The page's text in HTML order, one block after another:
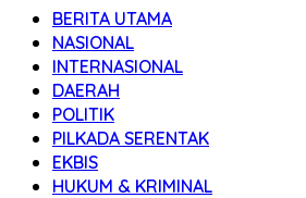
BERITA UTAMA
NASIONAL
INTERNASIONAL
DAERAH
POLITIK
PILKADA SERENTAK
EKBIS
HUKUM & KRIMINAL